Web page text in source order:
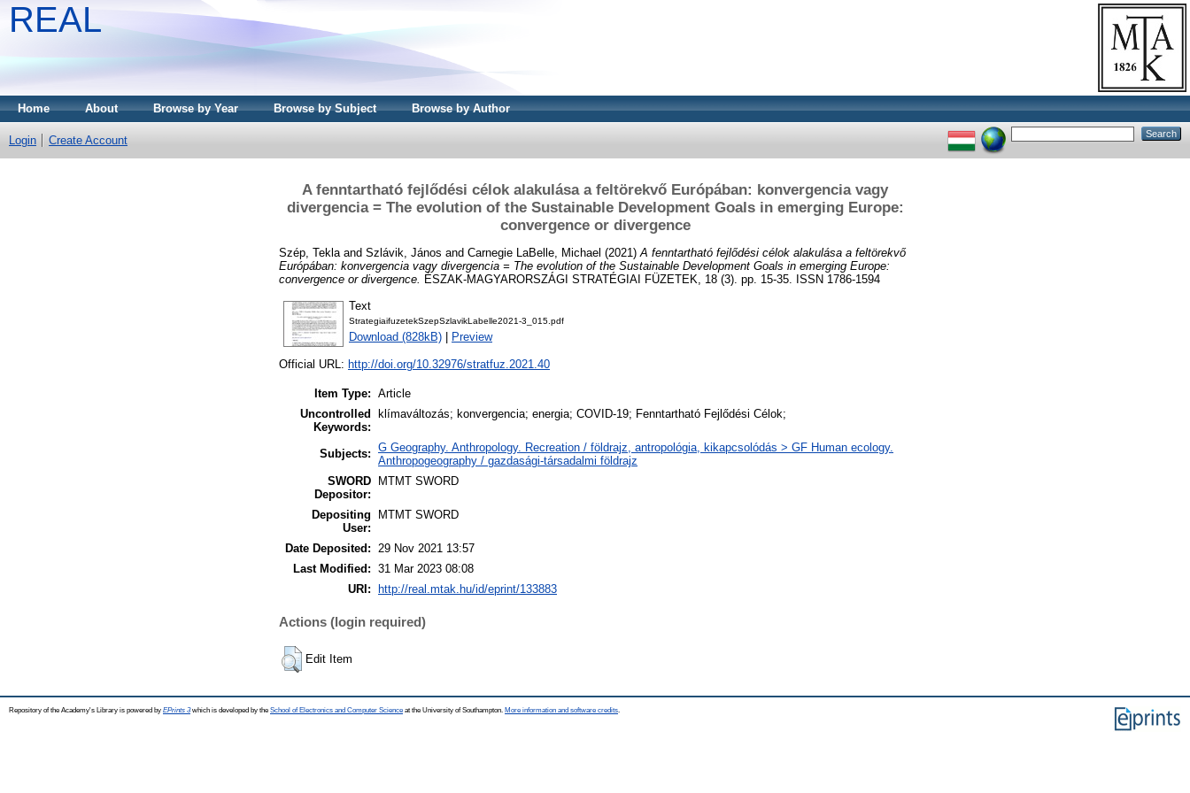
REAL
Home About Browse by Year Browse by Subject Browse by Author
Login Create Account
A fenntartható fejlődési célok alakulása a feltörekvő Európában: konvergencia vagy
divergencia = The evolution of the Sustainable Development Goals in emerging Europe:
convergence or divergence
Szép, Tekla and Szlávik, János and Carnegie LaBelle, Michael (2021) A fenntartható fejlődési célok alakulása a feltörekvő
Európában: konvergencia vagy divergencia = The evolution of the Sustainable Development Goals in emerging Europe:
convergence or divergence. ÉSZAK-MAGYARORSZÁGI STRATÉGIAI FÜZETEK, 18 (3). pp. 15-35. ISSN 1786-1594
Text
StrategiaifuzetekSzepSzlavikLabelle2021-3_015.pdf
Download (828kB) Preview
Official URL: http://doi.org/10.32976/stratfuz.2021.40
Item Type: Article
Uncontrolled
Keywords:
klímaváltozás; konvergencia; energia; COVID-19; Fenntartható Fejlődési Célok;
Subjects: G Geography. Anthropology. Recreation / földrajz, antropológia, kikapcsolódás > GF Human ecology.
Anthropogeography / gazdasági-társadalmi földrajz
SWORD
Depositor:
MTMT SWORD
Depositing
User:
MTMT SWORD
Date Deposited: 29 Nov 2021 13:57
Last Modified: 31 Mar 2023 08:08
URI:
http://real.mtak.hu/id/eprint/133883
Actions (login required)
Edit Item
Repository of the Academy's Library is powered by EPrints 3which is developed by the School of Electronics and Computer Science at the University of Southampton. More information and software credits